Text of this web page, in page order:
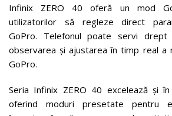
Infinix ZERO 40 oferă un mod
utilizatorilor să regleze direct
GoPro. Telefonul poate servi drept
observarea și ajustarea în timp real a
GoPro.
Seria Infinix ZERO 40 excelează și
oferind moduri presetate pentru